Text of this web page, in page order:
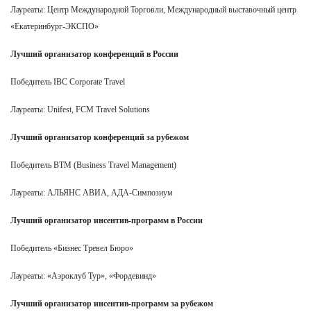
Лауреаты: Центр Международной Торговли, Международный выставочный центр
«Екатеринбург-ЭКСПО»
Лучший организатор конференций в России
Победитель IBC Corporate Travel
Лауреаты: Unifest, FCM Travel Solutions
Лучший организатор конференций за рубежом
Победитель BTM (Business Travel Management)
Лауреаты: АЛЬЯНС АВИА, АДА-Симпозиум
Лучший организатор инсентив-программ в России
Победитель «Бизнес Тревел Бюро»
Лауреаты: «Аэроклуб Тур», «Фордевинд»
Лучший организатор инсентив-программ за рубежом